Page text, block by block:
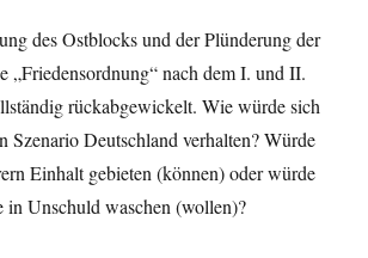
des Ostblocks und der Plünderung der
„Friedensordnung“ nach dem I. und II.
rückabgewickelt. Wie würde sich
Szenario Deutschland verhalten? Würde
Einhalt gebieten (können) oder würde
in Unschuld waschen (wollen)?